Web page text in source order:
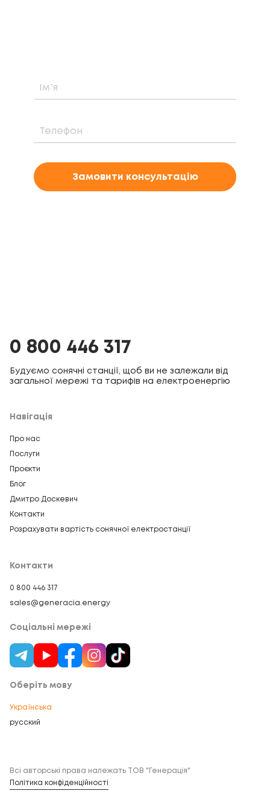
Замовити консультацію
0 800 446 317
Будуємо сонячні станції, щоб ви не залежали від
загальної мережі та тарифів на електроенергію
Навігація
Про нас
Послуги
Проєкти
Блог
Дмитро Доскевич
Контакти
Розрахувати вартість сонячної електростанції
Контакти
0 800 446 317
sales@generacia.energy
Соціальні мережі
Оберіть мову
Українська
русский
Всі авторські права належать ТОВ "Генерація"
Політика конфіденційності